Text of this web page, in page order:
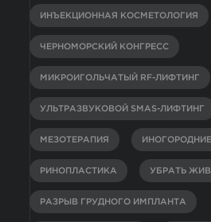
ИНЪЕКЦИОННАЯ КОСМЕТОЛОГИЯ
ЧЕРНОМОРСКИЙ КОНГРЕСС
МИКРОИГОЛЬЧАТЫЙ RF-ЛИФТИНГ
УЛЬТРАЗВУКОВОЙ SMAS-ЛИФТИНГ
МЕЗОТЕРАПИЯ
РИНОПЛАСТИКА УБРАТЬ
РАЗРЫВ ГРУДНОГО ИМПЛАНТА